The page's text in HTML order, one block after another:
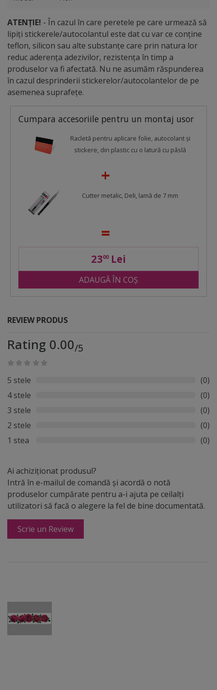
ATENȚIE! - În cazul în care peretele pe care urmează să
lipiți stickerele/autocolantul este dat cu var ce conține
teflon, silicon sau alte substanțe care prin natura lor
reduc aderența adezivilor, rezistența în timp a
produselor va fi afectată. Nu ne asumăm răspunderea
în cazul desprinderii stickerelor/autocolantelor de pe
asemenea suprafețe.
Cumpara accesoriile pentru un montaj usor
Racletă pentru aplicare folie, autocolant şi
stickere, din plastic cu o latură cu pâslă
Cutter metalic, Deli, lamă de 7 mm
2300Lei
ADAUGĂ ÎN COȘ
REVIEW PRODUS
Rating 0.00/5
5 stele
(0)
4 stele
(0)
3 stele
(0)
2 stele
(0)
1 stea
(0)
Ai achiziționat produsul?
Intră în e-mailul de comandă și acordă o notă
produselor cumpărate pentru a-i ajuta pe ceilalți
utilizatori să facă o alegere la fel de bine documentată.
Scrie un Review